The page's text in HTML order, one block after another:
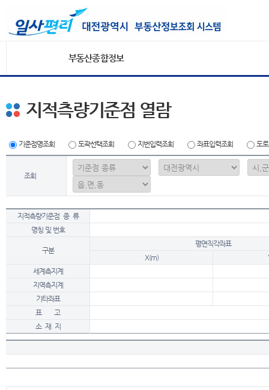
부동산종합정보
지적측량기준점 열람
기준점명조회 도곽선택조회 지번입력조회 좌표입력조회 도
조회
지적측량기준점 종 류
명칭 및 번호
구분
평면직각좌표
X(m)
세계측지계
지역측지계
기타좌표
표 고
소 재 지